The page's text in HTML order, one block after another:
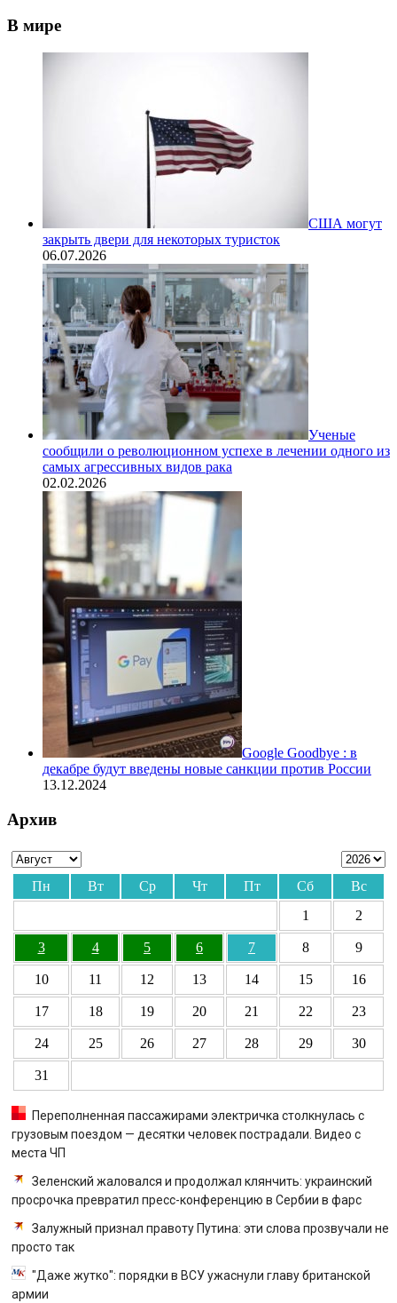
В мире
США могут
закрыть двери для некоторых туристок
06.07.2026
Ученые
сообщили о революционном успехе в лечении одного из
самых агрессивных видов рака
02.02.2026
Google Goodbye : в
декабре будут введены новые санкции против России
13.12.2024
Архив
Пн Вт Ср Чт Пт Сб
Вс
1
2
3 4 5 6 7 8 9
10 11 12 13 14 15 16
17 18 19 20 21 22 23
24 25 26 27 28 29 30
31
Переполненная пассажирами электричка столкнулась с
грузовым поездом — десятки человек пострадали. Видео с
места ЧП
Зеленский жаловался и продолжал клянчить: украинский
просрочка превратил пресс-конференцию в Сербии в фарс
Залужный признал правоту Путина: эти слова прозвучали не
просто так
"Даже жутко": порядки в ВСУ ужаснули главу британской
армии